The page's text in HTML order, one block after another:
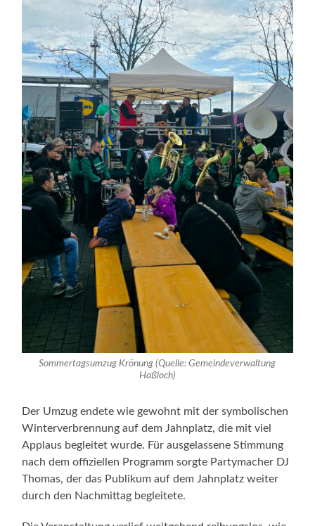
Sommertagsumzug Krönung (Quelle: Gemeindeverwaltung
Haßloch)
Der Umzug endete wie gewohnt mit der symbolischen
Winterverbrennung auf dem Jahnplatz, die mit viel
Applaus begleitet wurde. Für ausgelassene Stimmung
nach dem offiziellen Programm sorgte Partymacher DJ
Thomas, der das Publikum auf dem Jahnplatz weiter
durch den Nachmittag begleitete.